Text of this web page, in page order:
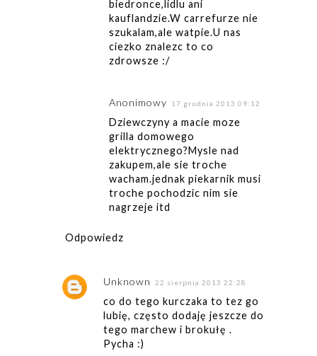
biedronce,lidlu ani
kauflandzie.W carrefurze nie
szukalam,ale watpie.U nas
ciezko znalezc to co
zdrowsze :/
Anonimowy 17 grudnia 2013 09:12
Dziewczyny a macie moze
grilla domowego
elektrycznego?Mysle nad
zakupem,ale sie troche
wacham.jednak piekarnik musi
troche pochodzic nim sie
nagrzeje itd
Odpowiedz
Unknown 22 sierpnia 2013 22:28
co do tego kurczaka to tez go
lubię, często dodaję jeszcze do
tego marchew i brokułę .
Pycha :)